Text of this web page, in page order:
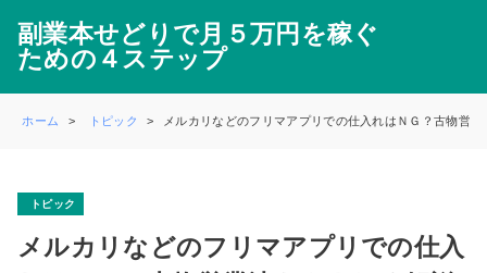
副業本せどりで月５万円を稼ぐ
ための４ステップ
ホーム トピック メルカリなどのフリマアプリでの仕入れはＮＧ？古物営
トピック
メルカリなどのフリマアプリでの仕入